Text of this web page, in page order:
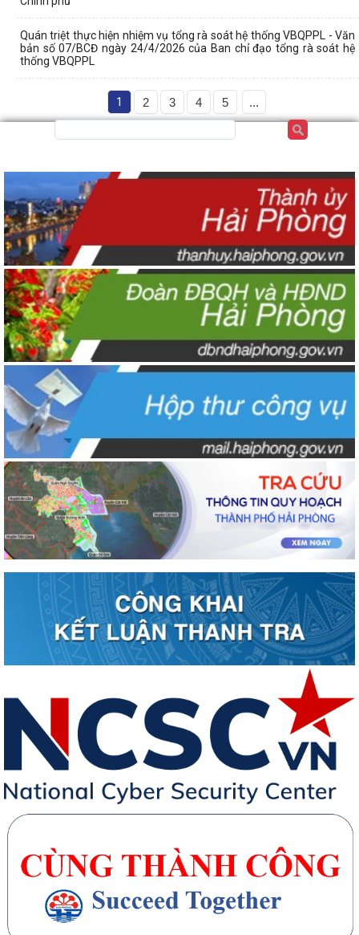
Quán triệt thực hiện nhiệm vụ tổng rà soát hệ thống VBQPPL - Văn
bản số 07/BCĐ ngày 24/4/2026 của Ban chỉ đạo tổng rà soát hệ
thống VBQPPL
1 2 3 4 5 ...